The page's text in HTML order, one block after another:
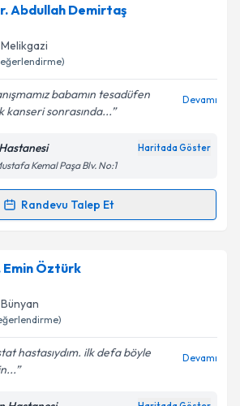
Bozokluiçin randevu takvimi talebi
bu uzmandan randevu almanız için bir
e-posta ile bilgilendireceğiz.
işlenmesine ilişkin
Aydınlatma
ve kişisel verilerimin belirtilen
işlenmesini kabul ediyorum.
Abdullah Demirtaş
babamın tesadüfen
sonrasında...
Devamı
Haritada Göster
Kemal Paşa Blv. No:1
Randevu Talep Et
Talebi
Demirtaş
Size bu uzmandan randevu almanız
e-posta ile
Emin Öztürk
hastasıydım. ilk defa böyle
Devamı